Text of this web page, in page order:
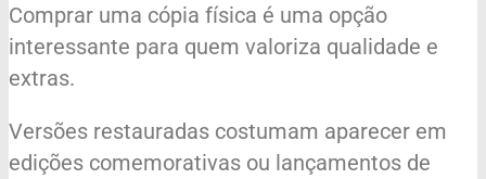
Comprar uma cópia física é uma opção
interessante para quem valoriza qualidade e
extras.
Versões restauradas costumam aparecer em
edições comemorativas ou lançamentos de